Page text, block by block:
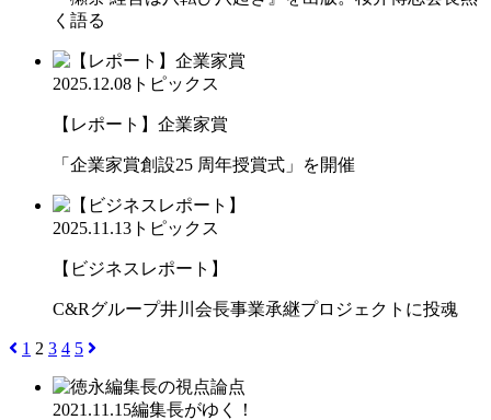
く語る
2025.12.08 トピックス
【レポート】企業家賞
「企業家賞創設25 周年授賞式」を開催
2025.11.13 トピックス
【ビジネスレポート】
C&Rグループ井川会長事業承継プロジェクトに投魂
1 2 3 4 5
2021.11.15編集長がゆく！